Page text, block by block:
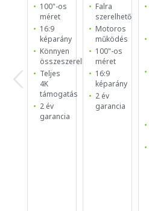
100"-os
méret
16:9
képarány
Könnyen
összeszerelhető
Teljes
4K
támogatás
2 év
garancia
Falra
szerelhető
Motoros
működés
100"-os
méret
16:9
képarány
2 év
garancia